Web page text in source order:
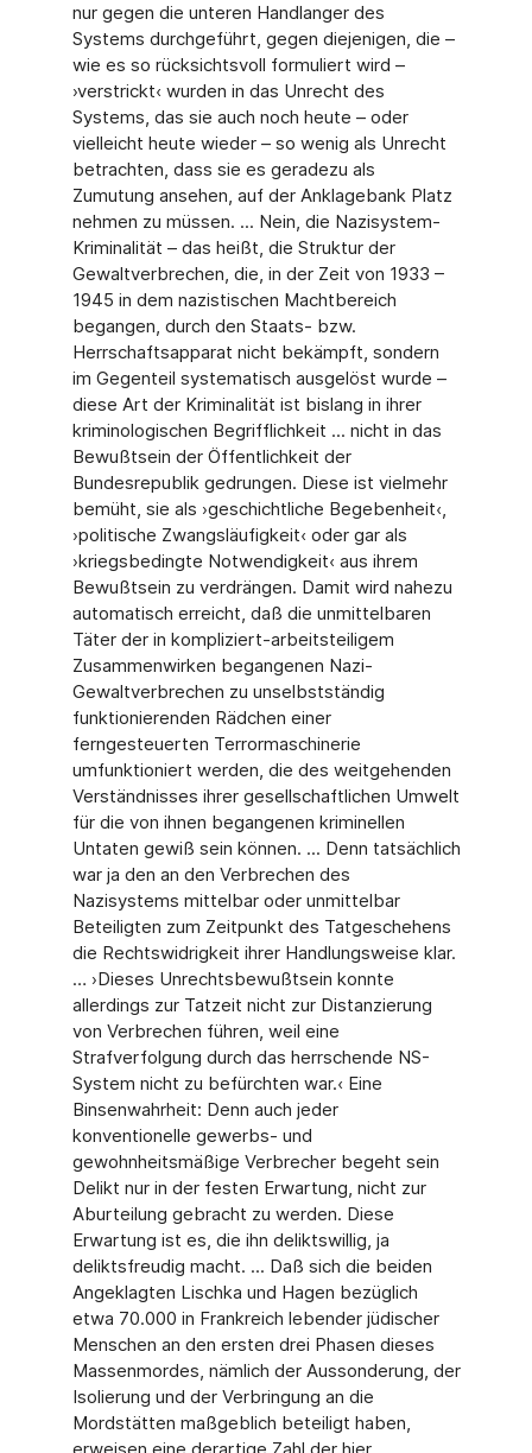
nur gegen die unteren Handlanger des
Systems durchgeführt, gegen diejenigen, die –
wie es so rücksichtsvoll formuliert wird –
›verstrickt‹ wurden in das Unrecht des
Systems, das sie auch noch heute – oder
vielleicht heute wieder – so wenig als Unrecht
betrachten, dass sie es geradezu als
Zumutung ansehen, auf der Anklagebank Platz
nehmen zu müssen. ... Nein, die Nazisystem-
Kriminalität – das heißt, die Struktur der
Gewaltverbrechen, die, in der Zeit von 1933 –
1945 in dem nazistischen Machtbereich
begangen, durch den Staats- bzw.
Herrschaftsapparat nicht bekämpft, sondern
im Gegenteil systematisch ausgelöst wurde –
diese Art der Kriminalität ist bislang in ihrer
kriminologischen Begrifflichkeit ... nicht in das
Bewußtsein der Öffentlichkeit der
Bundesrepublik gedrungen. Diese ist vielmehr
bemüht, sie als ›geschichtliche Begebenheit‹,
›politische Zwangsläufigkeit‹ oder gar als
›kriegsbedingte Notwendigkeit‹ aus ihrem
Bewußtsein zu verdrängen. Damit wird nahezu
automatisch erreicht, daß die unmittelbaren
Täter der in kompliziert-arbeitsteiligem
Zusammenwirken begangenen Nazi-
Gewaltverbrechen zu unselbstständig
funktionierenden Rädchen einer
ferngesteuerten Terrormaschinerie
umfunktioniert werden, die des weitgehenden
Verständnisses ihrer gesellschaftlichen Umwelt
für die von ihnen begangenen kriminellen
Untaten gewiß sein können. ... Denn tatsächlich
war ja den an den Verbrechen des
Nazisystems mittelbar oder unmittelbar
Beteiligten zum Zeitpunkt des Tatgeschehens
die Rechtswidrigkeit ihrer Handlungsweise klar.
… ›Dieses Unrechtsbewußtsein konnte
allerdings zur Tatzeit nicht zur Distanzierung
von Verbrechen führen, weil eine
Strafverfolgung durch das herrschende NS-
System nicht zu befürchten war.‹ Eine
Binsenwahrheit: Denn auch jeder
konventionelle gewerbs- und
gewohnheitsmäßige Verbrecher begeht sein
Delikt nur in der festen Erwartung, nicht zur
Aburteilung gebracht zu werden. Diese
Erwartung ist es, die ihn deliktswillig, ja
deliktsfreudig macht. ... Daß sich die beiden
Angeklagten Lischka und Hagen bezüglich
etwa 70.000 in Frankreich lebender jüdischer
Menschen an den ersten drei Phasen dieses
Massenmordes, nämlich der Aussonderung, der
Isolierung und der Verbringung an die
Mordstätten maßgeblich beteiligt haben,